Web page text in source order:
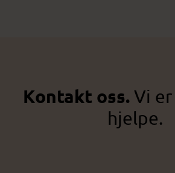
Kontakt oss.Vi er
hjelpe.